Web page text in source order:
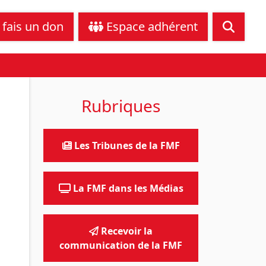
juridique Nous contacter
fais un don Espace adhérent
Rubriques
Les Tribunes de la FMF
La FMF dans les Médias
Recevoir la
communication de la FMF